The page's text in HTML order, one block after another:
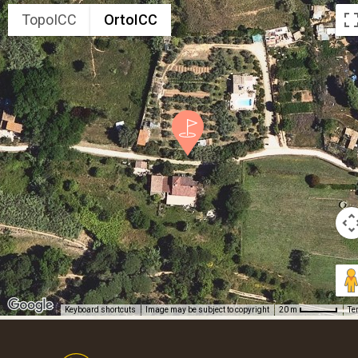
TopoICC OrtoICC
Keyboard shortcuts Image may be subject to copyright 20 m